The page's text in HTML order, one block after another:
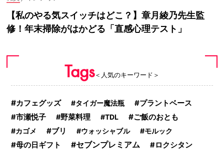
【私のやる気スイッチはどこ？】章月綾乃先生監
修！年末掃除がはかどる「直感心理テスト」
Tags＜人気のキーワード＞
カフェグッズ タイガー魔法瓶
プラントベース
市瀬悦子
野菜料理 TDL ご飯のおとも
カゴメ ブリ ウォッシャブル モルック
母の日ギフト セブンプレミアム ロクシタン